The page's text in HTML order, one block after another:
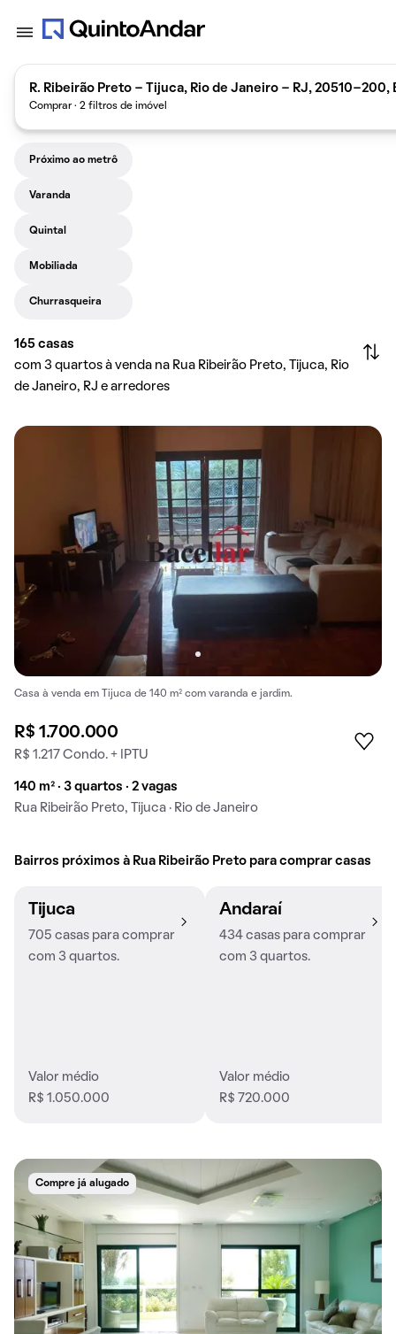
R. Ribeirão Preto - Tijuca, Rio de Janeiro - RJ, 20510-200,
Comprar · 2 filtros de imóvel
Próximo ao metrô
Varanda
Quintal
Mobiliada
Churrasqueira
165 casas
com 3 quartos à venda na Rua Ribeirão Preto, Tijuca, Rio
de Janeiro, RJ e arredores
Casa à venda em Tijuca de 140 m² com varanda e jardim.
R$ 1.700.000
R$ 1.217 Condo. + IPTU
140 m² · 3 quartos · 2 vagas
Rua Ribeirão Preto, Tijuca · Rio de Janeiro
Bairros próximos à Rua Ribeirão Preto para comprar casas
Tijuca
705 casas para comprar
com 3 quartos.
Valor médio
R$ 1.050.000
Andaraí
434 casas para comprar
com 3 quartos.
Valor médio
R$ 720.000
Compre já alugado